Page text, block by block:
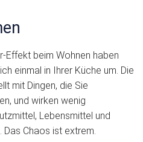
Effekt beim Wohnen haben
einmal in Ihrer Küche um. Die
mit Dingen, die Sie
und wirken wenig
Lebensmittel und
Chaos ist extrem.